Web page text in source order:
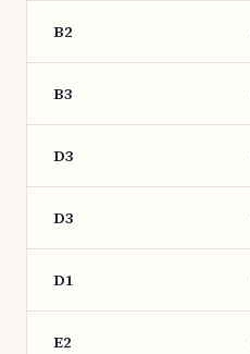
B2
B3
D3
D3
D1
E2